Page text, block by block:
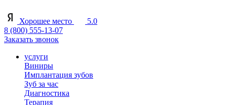
Хорошее место
5.0
8 (800) 555-13-07
Заказать звонок
услуги
Виниры
Имплантация зубов
Зуб за час
Диагностика
Терапия